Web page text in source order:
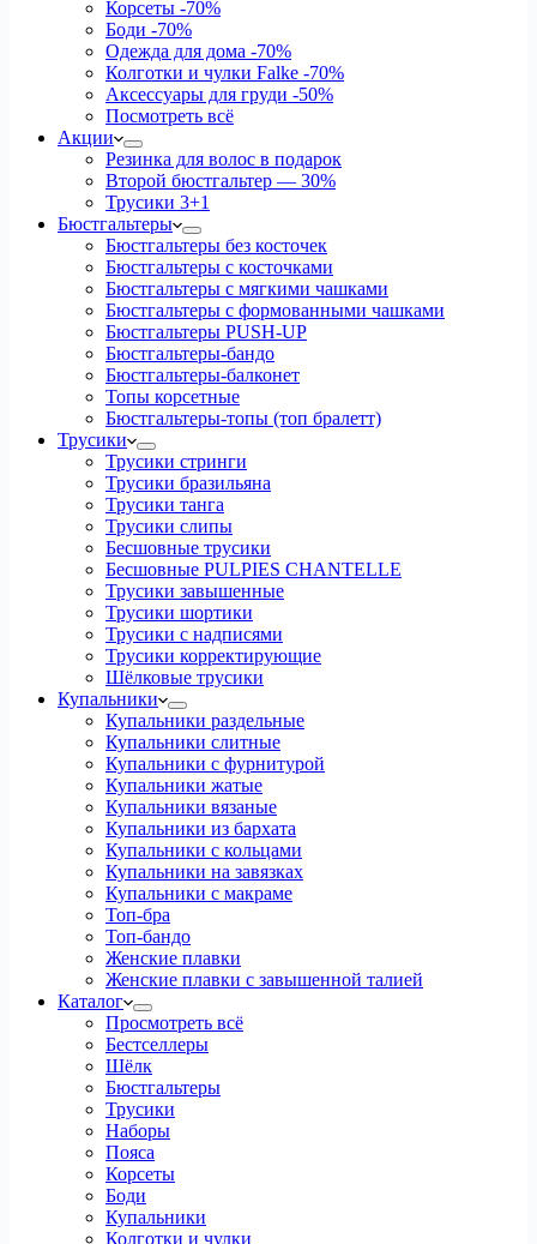
Корсеты -70%
Боди -70%
Одежда для дома -70%
Колготки и чулки Falke -70%
Аксессуары для груди -50%
Посмотреть всё
Акции
Резинка для волос в подарок
Второй бюстгальтер — 30%
Трусики 3+1
Бюстгальтеры
Бюстгальтеры без косточек
Бюстгальтеры с косточками
Бюстгальтеры с мягкими чашками
Бюстгальтеры с формованными чашками
Бюстгальтеры PUSH-UP
Бюстгальтеры-бандо
Бюстгальтеры-балконет
Топы корсетные
Бюстгальтеры-топы (топ бралетт)
Трусики
Трусики стринги
Трусики бразильяна
Трусики танга
Трусики слипы
Бесшовные трусики
Бесшовные PULPIES CHANTELLE
Трусики завышенные
Трусики шортики
Трусики с надписями
Трусики корректирующие
Шёлковые трусики
Купальники
Купальники раздельные
Купальники слитные
Купальники с фурнитурой
Купальники жатые
Купальники вязаные
Купальники из бархата
Купальники с кольцами
Купальники на завязках
Купальники с макраме
Топ-бра
Топ-бандо
Женские плавки
Женские плавки с завышенной талией
Каталог
Просмотреть всё
Бестселлеры
Шёлк
Бюстгальтеры
Трусики
Наборы
Пояса
Корсеты
Боди
Купальники
Колготки и чулки